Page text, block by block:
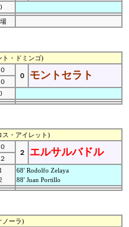
ト・ドミンゴ)
０
モントセラト
ス・アイレット)
２
エルサルバドル
68' Rodolfo Zelaya
88' Juan Portillo
ノーラ)